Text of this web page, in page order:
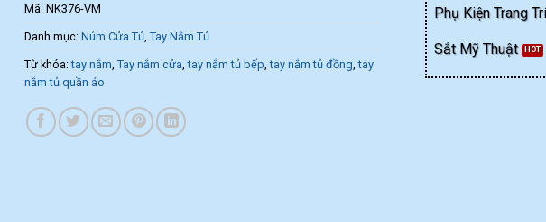
Mã:NK376-VM
Danh mục:Núm Cửa Tủ ,Tay Nắm Tủ
Từ khóa:tay nắm ,Tay nắm cửa ,tay nắm tủ bếp ,tay nắm tủ đồng ,tay
nắm tủ quần áo
Phụ Kiện Trang Trí
Sắt Mỹ Thuật